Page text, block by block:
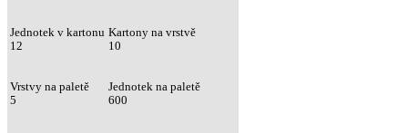
Jednotek v kartonu
12
Kartony na vrstvě
10
Vrstvy na paletě
5
Jednotek na paletě
600